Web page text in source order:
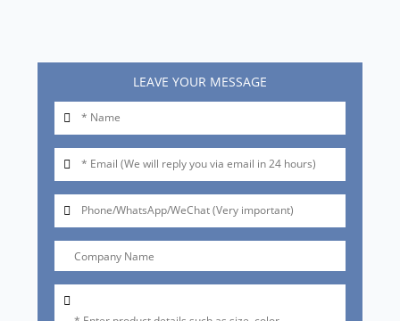
LEAVE YOUR MESSAGE